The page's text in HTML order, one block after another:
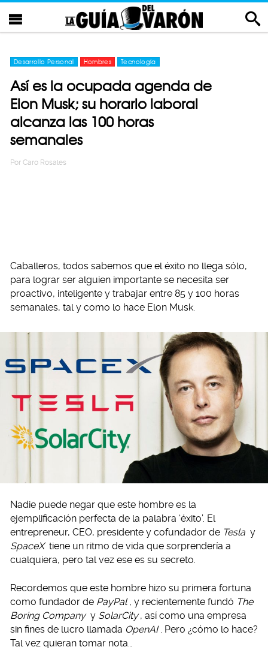
Desarrollo Personal Hombres Tecnología
Así es la ocupada agenda de
Elon Musk; su horario laboral
alcanza las 100 horas
semanales
Por Caro Rosales
Caballeros, todos sabemos que el éxito no llega sólo,
para lograr ser alguien importante se necesita ser
proactivo, inteligente y trabajar entre 85 y 100 horas
semanales, tal y como lo hace Elon Musk.
Nadie puede negar que este hombre es la
ejemplificación perfecta de la palabra ‘éxito’. El
entrepreneur, CEO, presidente y cofundador de Tesla y
SpaceX tiene un ritmo de vida que sorprendería a
cualquiera, pero tal vez ese es su secreto.
Recordemos que este hombre hizo su primera fortuna
como fundador de PayPal , y recientemente fundó The
Boring Company y SolarCity , así como una empresa
sin fines de lucro llamada OpenAI . Pero ¿cómo lo hace?
Tal vez quieran tomar nota…